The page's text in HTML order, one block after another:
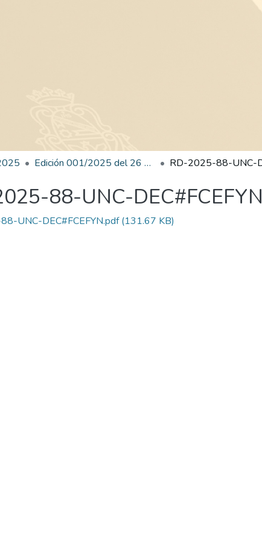
Edición 001/2025 del 26 de mayo de 2025
88-UNC-DEC#FCEFYN
UNC-DEC#FCEFYN.pdf(131.67 KB)